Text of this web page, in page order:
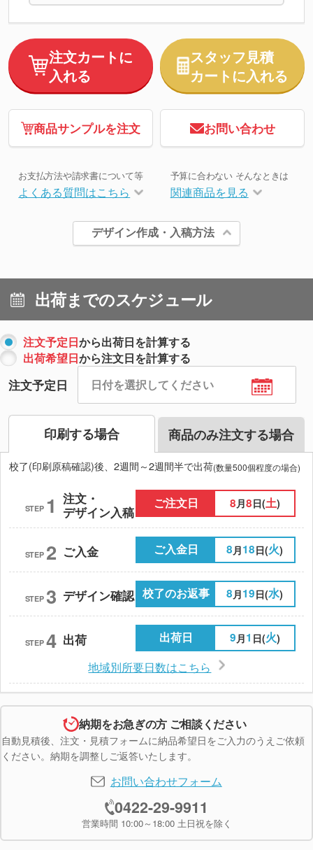
注文カートに
入れる
スタッフ見積
カートに入れる
商品サンプルを注文 お問い合わせ
お支払方法や請求書について等
よくある質問はこちら
予算に合わない そんなときは
関連商品を見る
デザイン作成・入稿方法
出荷までのスケジュール
注文予定日から出荷日を計算する
出荷希望日から注文日を計算する
注文予定日
印刷する場合 商品のみ注文する場合
校了(印刷原稿確認)後、2週間～2週間半で出荷(数量500個程度の場合)
STEP 1 注文・
デザイン入稿
ご注文日 8月8日(土)
STEP 2 ご入金 ご入金日 8 月18日(火)
STEP 3 デザイン確認 校了のお返事 8 月19日(水)
STEP 4 出荷 出荷日 9 月1 日(火)
地域別所要日数はこちら
納期をお急ぎの方 ご相談ください
自動見積後、注文・見積フォームに納品希望日をご入力のうえご依頼
ください。納期を調整しご返答いたします。
お問い合わせフォーム
0422-29-9911
営業時間 10:00～18:00 土日祝を除く